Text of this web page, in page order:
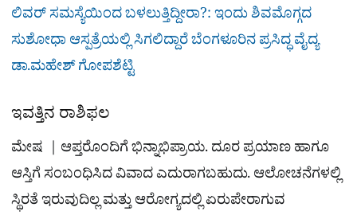
ಲಿವರ್ ಸಮಸ್ಯೆಯಿಂದ ಬಳಲುತ್ತಿದ್ದೀರಾ?: ಇಂದು ಶಿವಮೊಗ್ಗದ
ಸುಶೋಧಾ ಆಸ್ಪತ್ರೆಯಲ್ಲಿ ಸಿಗಲಿದ್ದಾರೆ ಬೆಂಗಳೂರಿನ ಪ್ರಸಿದ್ಧ ವೈದ್ಯ
ಡಾ.ಮಹೇಶ್ ಗೋಪಶೆಟ್ಟಿ
ಇವತ್ತಿನ ರಾಶಿಫಲ
ಮೇಷ | ಆಪ್ತರೊಂದಿಗೆ ಭಿನ್ನಾಭಿಪ್ರಾಯ. ದೂರ ಪ್ರಯಾಣ ಹಾಗೂ
ಆಸ್ತಿಗೆ ಸಂಬಂಧಿಸಿದ ವಿವಾದ ಎದುರಾಗಬಹುದು. ಆಲೋಚನೆಗಳಲ್ಲಿ
ಸ್ಥಿರತೆ ಇರುವುದಿಲ್ಲ ಮತ್ತು ಆರೋಗ್ಯದಲ್ಲಿ ಏರುಪೇರಾಗುವ